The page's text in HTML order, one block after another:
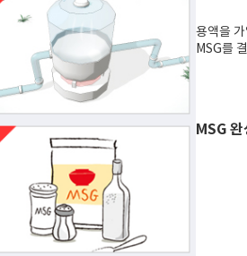
용액을
MSG를
MSG 완